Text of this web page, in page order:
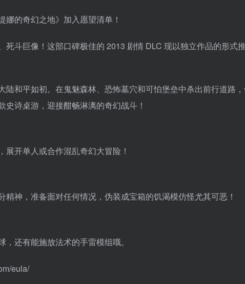
的奇幻之地》加入愿望清单！
斗巨像！这部口碑极佳的 2013 剧情 DLC 现以独立作品的形式
和平如初。在鬼魅森林、恐怖墓穴和可怕堡垒中杀出前行道路
诗桌游，迎接酣畅淋漓的奇幻战斗！
开单人或合作混乱奇幻大冒险！
神，准备面对任何情况，伪装成宝箱的饥渴模仿怪尤其可恶！
还有能施放法术的手雷模组哦。
eula/